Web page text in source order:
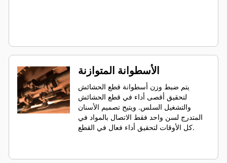
الأسطوانة المتوازنة
يتم ضبط وزن أسطوانة قطع الحشائش
لتحقيق أقصى أداء في قطع الحشائش
والتشغيل السلس. ويتيح تصميم الأسنان
المتدرج لسن واحد فقط الاتصال بالمواد في
كل الأوقات لتحقيق أداء فعال في القطع.